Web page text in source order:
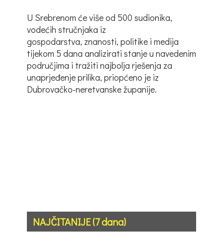
U Srebrenom će više od 500 sudionika,
vodećih stručnjaka iz
gospodarstva, znanosti, politike i medija
tijekom 5 dana analizirati stanje u navedenim
područjima i tražiti najbolja rješenja za
unaprjeđenje prilika, priopćeno je iz
Dubrovačko-neretvanske županije.
NAJČITANIJE (7 dana)